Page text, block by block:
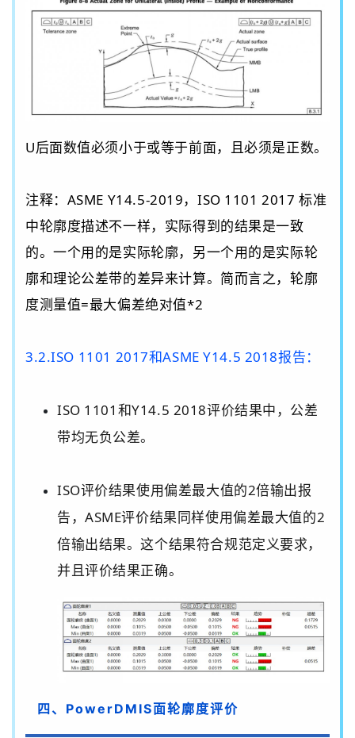
U后面数值必须小于或等于前面，且必须是正数。
注释：ASME Y14.5-201 9， ISO 1101 2017 标准
中轮廓度描述不一样，实际得到的结果是一致
的。一个用的是实际轮廓，另一个用的是实际轮
廓和理论公差带的差异来计算。简而言之，轮廓
度测量值=最大偏差绝对值*2
3.2.ISO 1101 2017和ASME Y14.5 2018报告：
ISO 1101 和Y14.5 2018评价结果中，公差
带均无负公差。
ISO评价结果使用偏差最大值的2倍输出报
告，ASME评价结果同样使用偏差最大值的2
倍输出结果。这个结果符合规范定义要求，
并且评价结果正确。
四、PowerDMIS面轮廓度评价